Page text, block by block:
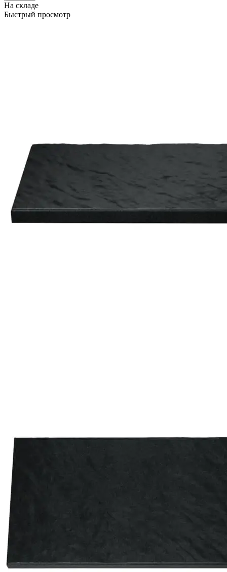
На складе
Быстрый просмотр